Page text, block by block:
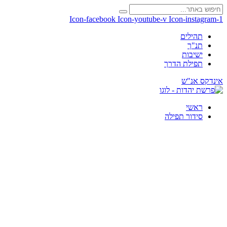
Icon-facebook Icon-youtube-v Icon-instagram-1
תהילים
תנ"ך
ישיבות
תפילת הדרך
אינדקס אנ"ש
ראשי
סידור תפילה